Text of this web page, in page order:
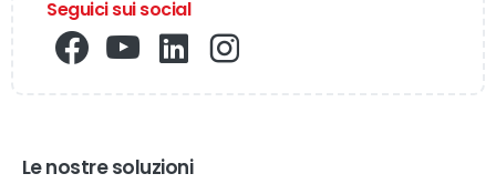
Seguici sui social
Le nostre soluzioni